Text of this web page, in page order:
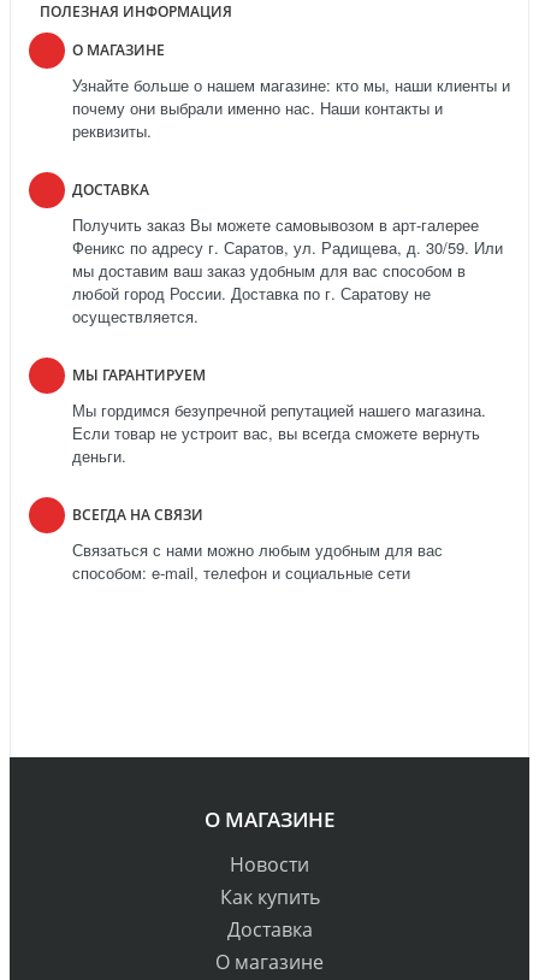
ПОЛЕЗНАЯ ИНФОРМАЦИЯ
О МАГАЗИНЕ
Узнайте больше о нашем магазине: кто мы, наши клиенты и
почему они выбрали именно нас. Наши контакты и
реквизиты.
ДОСТАВКА
Получить заказ Вы можете самовывозом в арт-галерее
Феникс по адресу г. Саратов, ул. Радищева, д. 30/59. Или
мы доставим ваш заказ удобным для вас способом в
любой город России. Доставка по г. Саратову не
осуществляется.
МЫ ГАРАНТИРУЕМ
Мы гордимся безупречной репутацией нашего магазина.
Если товар не устроит вас, вы всегда сможете вернуть
деньги.
ВСЕГДА НА СВЯЗИ
Связаться с нами можно любым удобным для вас
способом: e-mail, телефон и социальные сети
О МАГАЗИНЕ
Новости
Как купить
Доставка
О магазине